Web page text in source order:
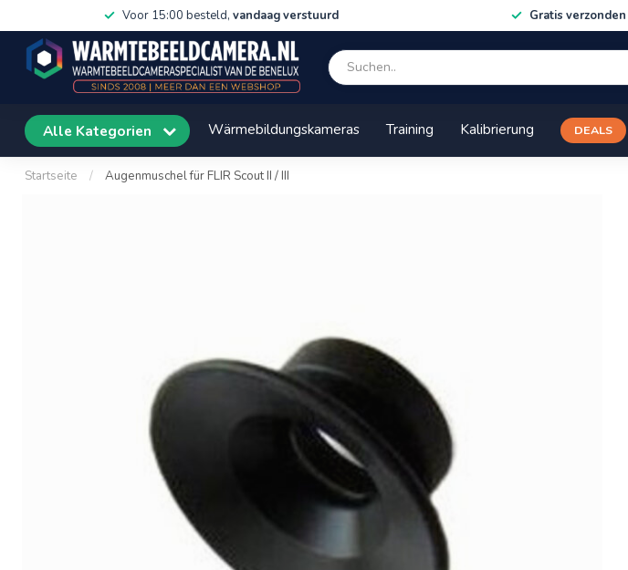
Voor 15:00 besteld, vandaag verstuurd Gratis verzonden
Alle Kategorien Wärmebildungskameras Training Kalibrierung DEALS
Startseite / Augenmuschel für FLIR Scout II / III